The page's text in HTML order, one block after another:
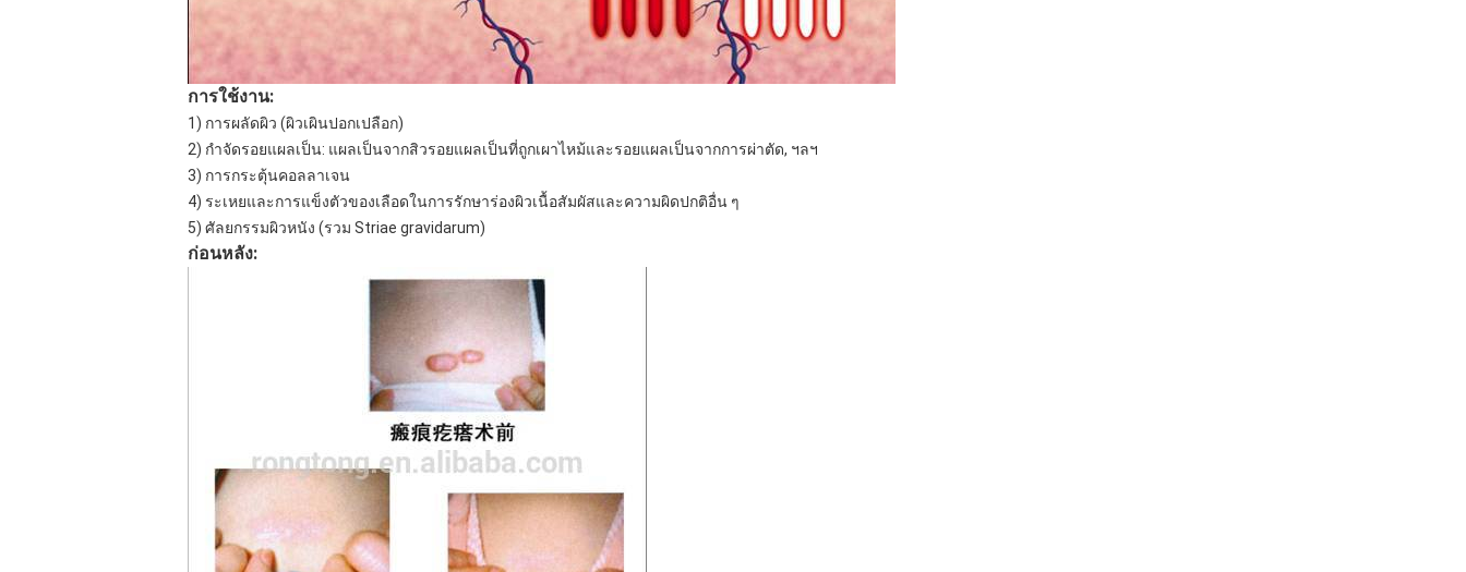
การใช้งาน:
1) การผลัดผิว (ผิวเผินปอกเปลือก)
2) กำจัดรอยแผลเป็น: แผลเป็นจากสิวรอยแผลเป็นที่ถูกเผาไหม้และรอยแผลเป็นจากการผ่าตัด, ฯลฯ
3) การกระตุ้นคอลลาเจน
4) ระเหยและการแข็งตัวของเลือดในการรักษาร่องผิวเนื้อสัมผัสและความผิดปกติอื่น ๆ
5) ศัลยกรรมผิวหนัง (รวม Striae gravidarum)
ก่อนหลัง: